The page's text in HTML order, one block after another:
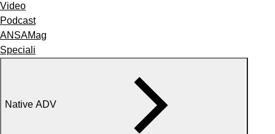
Video
Podcast
ANSAMag
Speciali
Native ADV